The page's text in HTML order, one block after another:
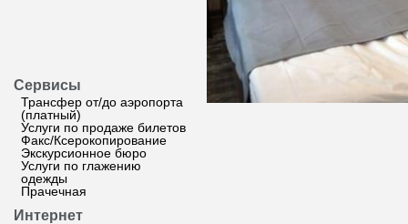
Сервисы
Трансфер от/до аэропорта
(платный)
Услуги по продаже билетов
Факс/Ксерокопирование
Экскурсионное бюро
Услуги по глажению
одежды
Прачечная
Интернет